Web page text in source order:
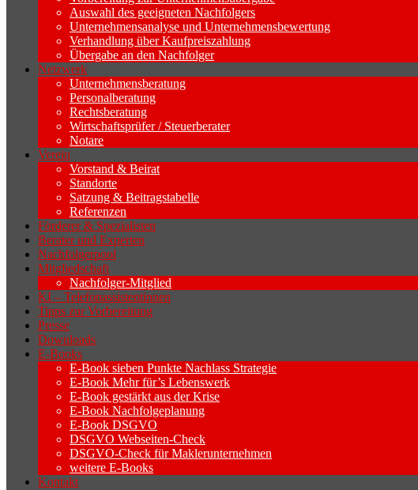
Auswahl des geeigneten Nachfolgers
Unternehmensanalyse und Unternehmensbewertung
Verhandlung über Kaufpreiszahlung
Übergabe an den Nachfolger
Netzwerk
Unternehmensberatung
Personalberatung
Rechtsberatung
Wirtschaftsprüfer / Steuerberater
Notare
Verein
Vorstand & Beirat
Standorte
Satzung & Beitragstabelle
Referenzen
Förderer & Spezialisten
Berater und Experten
Nachfolgerpool
Mitgliedschaft
Nachfolger-Mitglied
KI – Telefonassistentinnen
Tipps zur Vorbereitung
Presse
Downloads
E-Books
E-Book sieben Punkte Nachlass Strategie
E-Book Mehr für’s Lebenswerk
E-Book gestärkt aus der Krise
E-Book Nachfolgeplanung
E-Book DSGVO
DSGVO Webseiten-Check
DSGVO-Check für Maklerunternehmen
weitere E-Books
Kontakt